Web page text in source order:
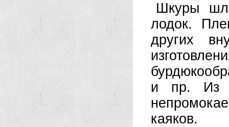
Шкуры
лодок.
других
и пр. Из
каяков.